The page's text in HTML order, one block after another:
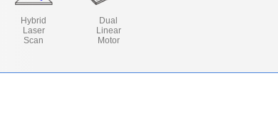
Hybrid
Laser
Scan
Dual
Linear
Motor